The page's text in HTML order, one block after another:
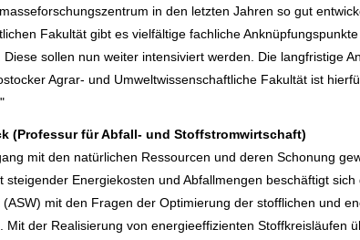
in den letzten Jahren so gut
Fakultät gibt es vielfältige fachliche
sollen nun weiter intensiviert werden. Die langfristige
Agrar- und Umweltwissenschaftliche Fakultät ist
(Professur für Abfall- und Stoffstromwirtschaft)
mit den natürlichen Ressourcen und deren Schonung
steigender Energiekosten und Abfallmengen beschäftigt
mit den Fragen der Optimierung der stofflichen und
Mit der Realisierung von energieeffizienten Stoffkreisläufen